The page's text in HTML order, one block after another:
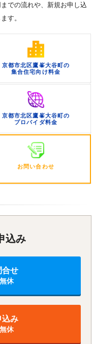
での流れや、新規お申し込
す。
京都市北区鷹峯大谷町の
集合住宅向け料金
京都市北区鷹峯大谷町の
プロバイダ料金
お問い合わせ
込み
合せ
休
込み
休